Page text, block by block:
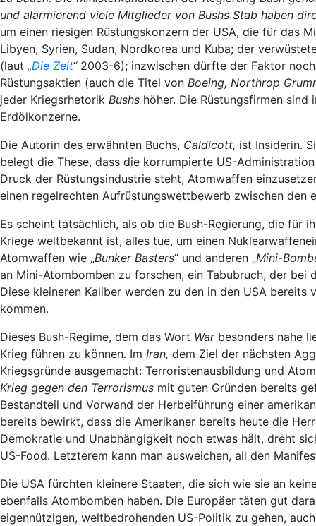
und alarmierend viele Mitglieder von Bushs Stab haben
um einen riesigen Rüstungskonzern der USA, die für das
Libyen, Syrien, Sudan, Nordkorea und Kuba; der
(laut „Die Zeit“2003-6); inzwischen dürfte der Faktor
Rüstungsaktien (auch die Titel von Boeing, Northrop
jeder Kriegsrhetorik Bushs höher. Die Rüstungsfirmen
Erdölkonzerne.
Die Autorin des erwähnten Buchs, Caldicott, ist Insiderin.
belegt die These, dass die korrumpierte US-
Druck der Rüstungsindustrie steht, Atomwaffen
einen regelrechten Aufrüstungswettbewerb zwischen den
Es scheint tatsächlich, als ob die Bush-Regierung, die für
Kriege weltbekannt ist, alles tue, um einen
Atomwaffen wie „Bunker Basters“ und anderen „Mini-
an Mini-Atombomben zu forschen, ein Tabubruch, der
Diese kleineren Kaliber werden zu den in den USA
kommen.
Dieses Bush-Regime, dem das Wort Warbesonders nahe
Krieg führen zu können. Im Iran, dem Ziel der nächsten
Kriegsgründe ausgemacht: Terroristenausbildung und
Krieg gegen den Terrorismus mit guten Gründen bereits
Bestandteil und Vorwand der Herbeiführung einer
bereits bewirkt, dass die Amerikaner bereits heute die
Demokratie und Unabhängigkeit noch etwas hält, dreht
US-Food. Letzterem kann man ausweichen, all den
Die USA fürchten kleinere Staaten, die sich wie sie an
ebenfalls Atombomben haben. Die Europäer täten gut
eigennützigen, weltbedrohenden US-Politik zu gehen,